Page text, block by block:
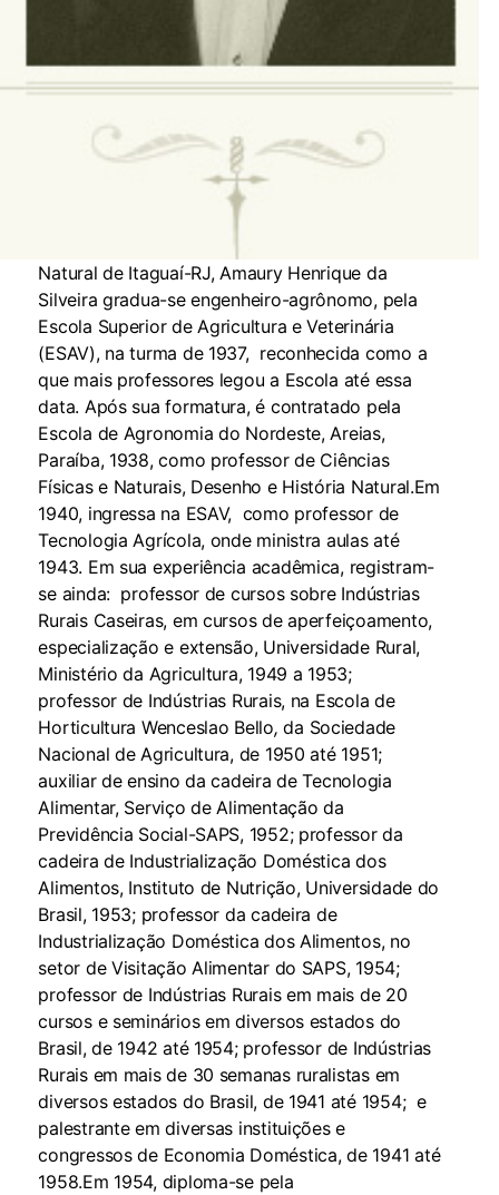
Natural de Itaguaí-RJ, Amaury Henrique da
Silveira gradua-se engenheiro-agrônomo, pela
Escola Superior de Agricultura e Veterinária
(ESAV), na turma de 1937, reconhecida como a
que mais professores legou a Escola até essa
data. Após sua formatura, é contratado pela
Escola de Agronomia do Nordeste, Areias,
Paraíba, 1938, como professor de Ciências
Físicas e Naturais, Desenho e História Natural.Em
1940, ingressa na ESAV, como professor de
Tecnologia Agrícola, onde ministra aulas até
1943. Em sua experiência acadêmica, registram-
se ainda: professor de cursos sobre Indústrias
Rurais Caseiras, em cursos de aperfeiçoamento,
especialização e extensão, Universidade Rural,
Ministério da Agricultura, 1949 a 1953;
professor de Indústrias Rurais, na Escola de
Horticultura Wenceslao Bello,da Sociedade
Nacional de Agricultura, de 1950 até 1951;
auxiliar de ensino da cadeira de Tecnologia
Alimentar, Serviço de Alimentação da
Previdência Social-SAPS, 1952; professor da
cadeira de Industrialização Doméstica dos
Alimentos, Instituto de Nutrição, Universidade do
Brasil, 1953; professor da cadeira de
Industrialização Doméstica dos Alimentos, no
setor de Visitação Alimentar do SAPS, 1954;
professor de Indústrias Rurais em mais de 20
cursos e seminários em diversos estados do
Brasil, de 1942 até 1954; professor de Indústrias
Rurais em mais de 30 semanas ruralistas em
diversos estados do Brasil, de 1941 até 1954; e
palestrante em diversas instituições e
congressos de Economia Doméstica, de 1941 até
1958.Em 1954, diploma-se pela